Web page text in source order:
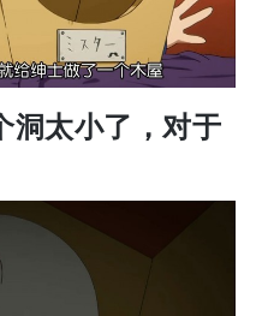
洞太小了，对于